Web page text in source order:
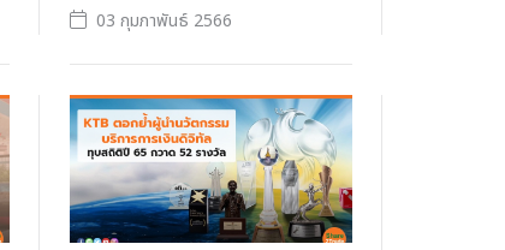
03 กุมภาพันธ์ 2566